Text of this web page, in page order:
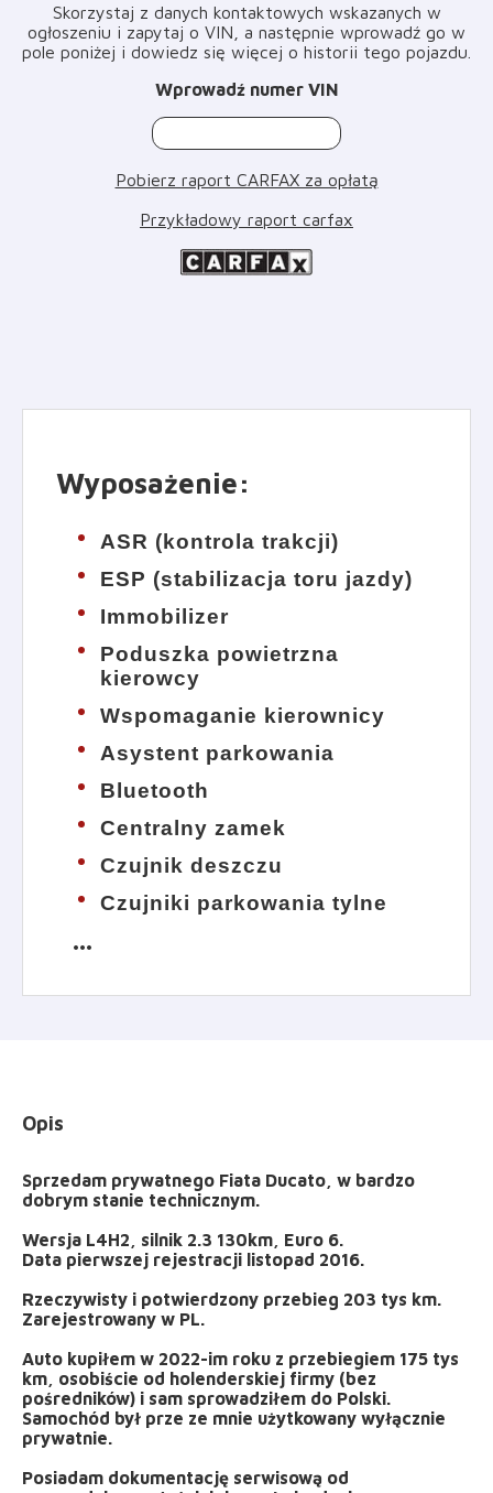
Skorzystaj z danych kontaktowych wskazanych w
ogłoszeniu i zapytaj o VIN, a następnie wprowadź go w
pole poniżej i dowiedz się więcej o historii tego pojazdu
Wprowadź numer VIN
Pobierz raport CARFAX za opłatą
Przykładowy raport carfax
Wyposażenie:
ASR (kontrola trakcji)
ESP (stabilizacja toru jazdy)
Immobilizer
Poduszka powietrzna
kierowcy
Wspomaganie kierownicy
Asystent parkowania
Bluetooth
Centralny zamek
Czujnik deszczu
Czujniki parkowania tylne
more_horiz
Opis
Sprzedam prywatnego Fiata Ducato, w bardzo
dobrym stanie technicznym.
Wersja L4H2, silnik 2.3 130km, Euro 6.
Data pierwszej rejestracji listopad 2016.
Rzeczywisty i potwierdzony przebieg 203 tys km.
Zarejestrowany w PL.
Auto kupiłem w 2022-im roku z przebiegiem 175 tys
km, osobiście od holenderskiej firmy (bez
pośredników) i sam sprowadziłem do Polski.
Samochód był prze ze mnie użytkowany wyłącznie
prywatnie.
Posiadam dokumentację serwisową od